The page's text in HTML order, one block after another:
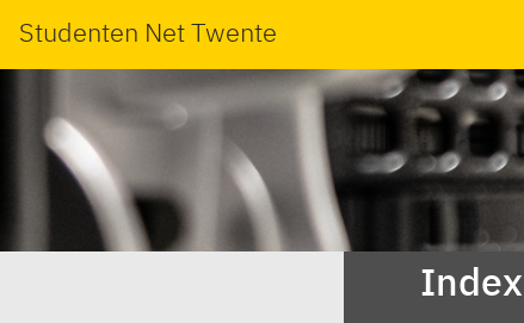
Studenten Net Twente